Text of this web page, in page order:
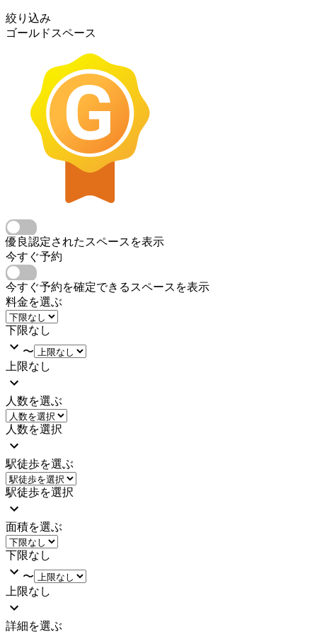
絞り込み
ゴールドスペース
優良認定されたスペースを表示
今すぐ予約
今すぐ予約を確定できるスペースを表示
料金を選ぶ
下限なし
〜
上限なし
人数を選ぶ
人数を選択
駅徒歩を選ぶ
駅徒歩を選択
面積を選ぶ
下限なし
〜
上限なし
詳細を選ぶ